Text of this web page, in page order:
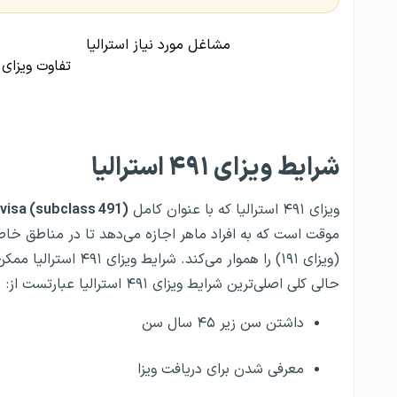
مشاغل مورد نیاز استرالیا
تفاوت ویزای ۱۸۹، ۱۹۰ و ۴۹۱
شرایط ویزای ۴۹۱ استرالیا
ویزای ۴۹۱ استرالیا که با عنوان کامل
(subclass 491)
موقت است که به افراد ماهر اجازه می‌دهد تا در مناطق
(ویزای ۱۹۱) را
حالی کلی اصلی‌ترین شرایط ویزای ۴۹۱ استرالیا عبارتست از:
داشتن سن زیر ۴۵ سال سن
معرفی شدن برای دریافت ویزا